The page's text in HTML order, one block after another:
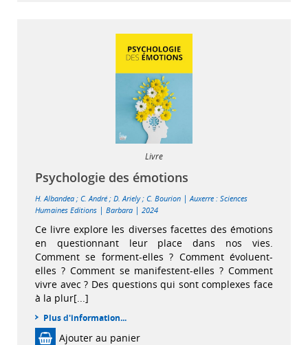
Livre
Psychologie des émotions
H. Albandea ; C. André ; D. Ariely; C. Bourion |Auxerre : Sciences
Humaines Editions | Barbara | 2024
Ce livre explore les diverses facettes des émotions
en questionnant leur place dans nos vies.
Comment se forment-elles ? Comment évoluent-
elles ? Comment se manifestent-elles ? Comment
vivre avec ? Des questions qui sont complexes face
à la plur[...]
Plus d'information...
Ajouter au panier